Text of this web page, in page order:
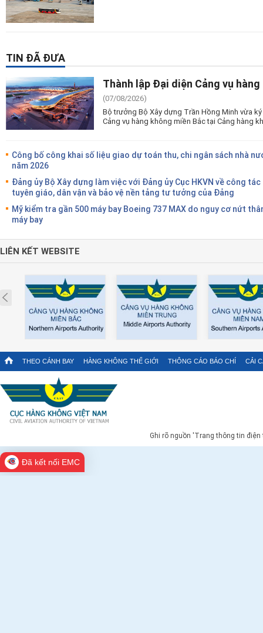
TIN ĐÃ ĐƯA
Thành lập Đại diện Cảng vụ
(07/08/2026)
Bộ trưởng Bộ Xây dựng Trần Hồng Minh vừa
Cảng vụ hàng không miền Bắc tại Cảng hàng
Công bố công khai số liệu giao dự toán thu, chi ngân sách nhà
năm 2026
Đảng ủy Bộ Xây dựng làm việc với Đảng ủy Cục HKVN về công tác
tuyên giáo, dân vận và bảo vệ nền tảng tư tưởng của Đảng
Mỹ kiểm tra gần 500 máy bay Boeing 737 MAX do nguy cơ nứt
máy bay
LIÊN KẾT WEBSITE
Prev
THEO CÁNH BAY HÀNG KHÔNG THẾ GIỚI THÔNG CÁO BÁO CHÍ CẢI
Ghi rõ nguồn 'Trang thông tin
Đã kết nối EMC